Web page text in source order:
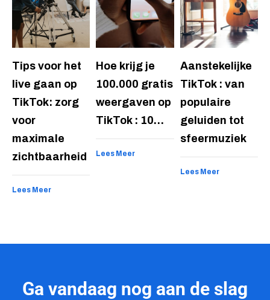
Tips voor het
live gaan op
TikTok: zorg
voor
maximale
zichtbaarheid
Lees Meer
Hoe krijg je
100.000 gratis
weergaven op
TikTok : 10…
Lees Meer
Aanstekelijke
TikTok : van
populaire
geluiden tot
sfeermuziek
Lees Meer
Ga vandaag nog aan de slag